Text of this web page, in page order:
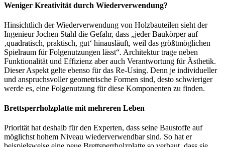
Weniger Kreativität durch Wiederverwendung?
Hinsichtlich der Wiederverwendung von Holzbauteilen sieht der
Ingenieur Jochen Stahl die Gefahr, dass „jeder Baukörper auf
‚quadratisch, praktisch, gut‘ hinausläuft, weil das größtmöglichen
Spielraum für Folgenutzungen lässt“. Architektur trage neben
Funktionalität und Effizienz aber auch Verantwortung für Ästhetik.
Dieser Aspekt gelte ebenso für das Re-Using. Denn je individueller
und anspruchsvoller geometrische Formen sind, desto schwieriger
werde es, eine Folgenutzung für diese Komponenten zu finden.
Brettsperrholzplatte mit mehreren Leben
Priorität hat deshalb für den Experten, dass seine Baustoffe auf
möglichst hohem Niveau wiederverwendbar sind. So hat er